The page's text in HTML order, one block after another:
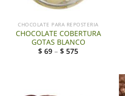
CHOCOLATE PARA REPOSTERIA
CHOCOLATE COBERTURA
GOTAS BLANCO
$ 69 – $ 575